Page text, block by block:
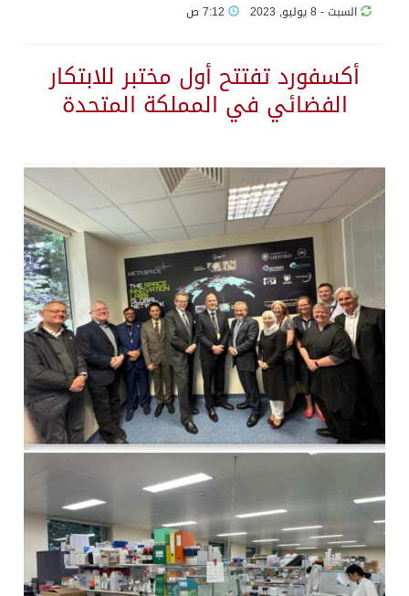
السبت - 8 يوليو, 2023
أكسفورد تفتتح أول مختبر للابتكار
الفضائي في المملكة المتحدة